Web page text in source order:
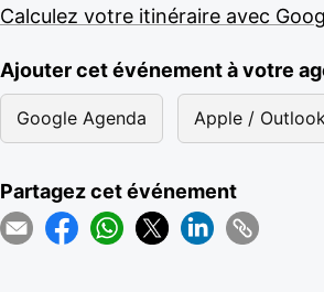
Calculez votre itinéraire avec
Ajouter cet événement à votre
Google Agenda Apple /
Partagez cet événement